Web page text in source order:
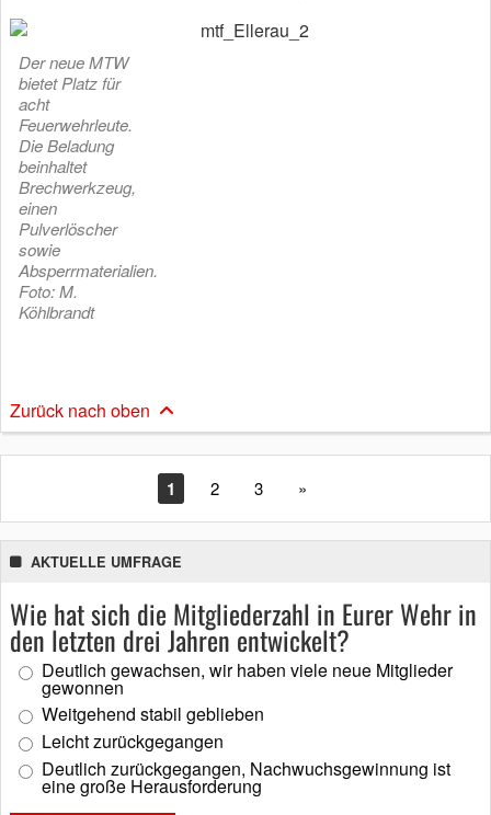
Der neue MTW
bietet Platz für
acht
Feuerwehrleute.
Die Beladung
beinhaltet
Brechwerkzeug,
einen
Pulverlöscher
sowie
Absperrmaterialien.
Foto: M.
Köhlbrandt
Zurück nach oben
1 2 3 »
AKTUELLE UMFRAGE
Wie hat sich die Mitgliederzahl in Eurer Wehr in
den letzten drei Jahren entwickelt?
Deutlich gewachsen, wir haben viele neue Mitglieder
gewonnen
Weitgehend stabil geblieben
Leicht zurückgegangen
Deutlich zurückgegangen, Nachwuchsgewinnung ist
eine große Herausforderung